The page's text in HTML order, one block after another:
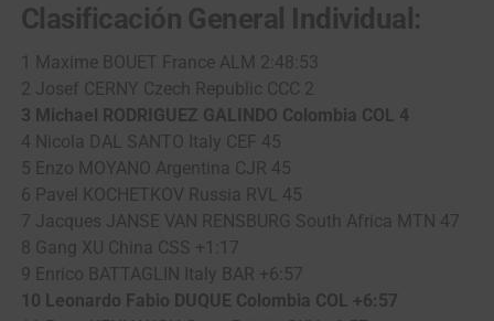
Clasificación General Individual:
1 Maxime BOUET France ALM 2:48:53
2 Josef CERNY Czech Republic CCC 2
3 Michael RODRIGUEZ GALINDO Colombia COL 4
4 Nicola DAL SANTO Italy CEF 45
5 Enzo MOYANO Argentina CJR 45
6 Pavel KOCHETKOV Russia RVL 45
7 Jacques JANSE VAN RENSBURG South Africa MTN 47
8 Gang XU China CSS +1:17
9 Enrico BATTAGLIN Italy BAR +6:57
10 Leonardo Fabio DUQUE Colombia COL +6:57